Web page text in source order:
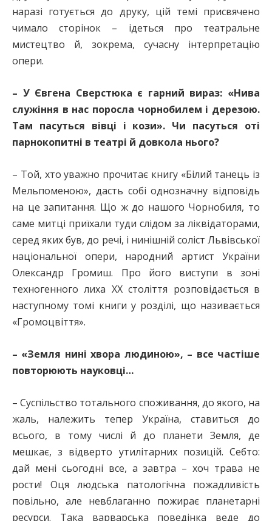
наразі готується до друку, цій темі присвячено
чимало сторінок – ідеться про театральне
мистецтво й, зокрема, сучасну інтерпретацію
опери.
– У Євгена Сверстюка є гарний вираз: «Нива
служіння в нас поросла чорнобилем і дерезою.
Там пасуться вівці і кози». Чи пасуться оті
парнокопитні в театрі й довкола нього?
– Той, хто уважно прочитає книгу «Білий танець із
Мельпоменою», дасть собі однозначну відповідь
на це запитання. Що ж до нашого Чорнобиля, то
саме митці приїхали туди слідом за ліквідаторами,
серед яких був, до речі, і нинішній соліст Львівської
національної опери, народний артист України
Олександр Громиш. Про його виступи в зоні
техногенного лиха ХХ століття розповідається в
наступному томі книги у розділі, що називається
«Громоцвіття».
– «Земля нині хвора людиною», – все частіше
повторюють науковці…
– Суспільство тотального споживання, до якого, на
жаль, належить тепер Україна, ставиться до
всього, в тому числі й до планети Земля, де
мешкає, з відверто утилітарних позицій. Себто:
дай мені сьогодні все, а завтра – хоч трава не
рости! Оця людська патологічна пожадливість
повільно, але невблаганно пожирає планетарні
ресурси. Така варварська поведінка веде до